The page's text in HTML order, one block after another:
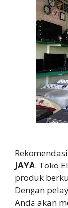
JAYA. Toko
produk
Dengan
Anda akan